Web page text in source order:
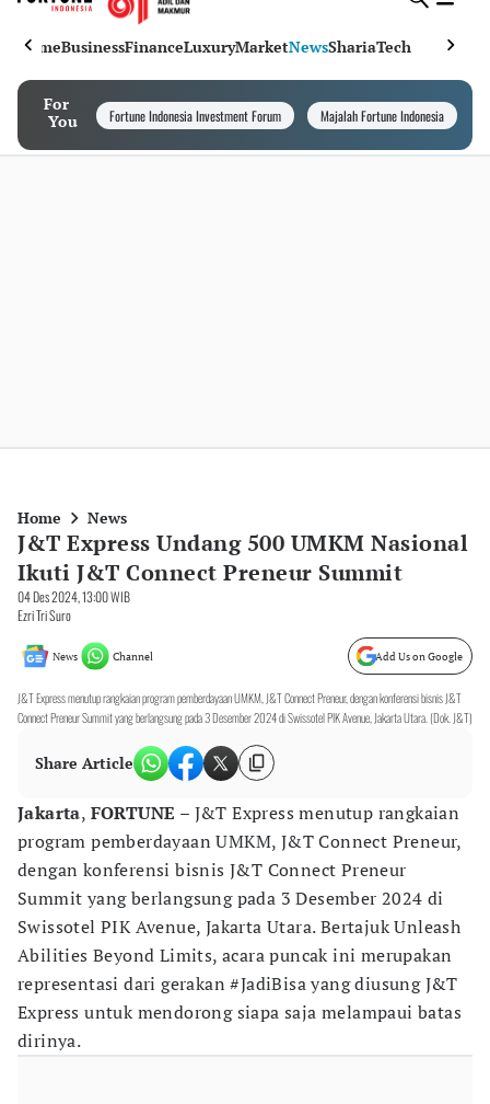
HomeBusinessFinanceLuxuryMarketNewsShariaTech
For
You
Fortune Indonesia Investment Forum Majalah Fortune Indonesia
Home News
J&T Express Undang 500 UMKM Nasional
Ikuti J&T Connect Preneur Summit
04 Des 2024, 13:00 WIB
Ezri Tri Suro
News Channel Add Us on Google
J&T Express menutup rangkaian program pemberdayaan UMKM, J&T Connect Preneur, dengan konferensi bisnis J&T
Connect Preneur Summit yang berlangsung pada 3 Desember 2024 di Swissotel PIK Avenue, Jakarta Utara. (Dok. J&T)
Share Article
Jakarta, FORTUNE – J&T Express menutup rangkaian
program pemberdayaan UMKM, J&T Connect Preneur,
dengan konferensi bisnis J&T Connect Preneur
Summit yang berlangsung pada 3 Desember 2024 di
Swissotel PIK Avenue, Jakarta Utara. Bertajuk Unleash
Abilities Beyond Limits, acara puncak ini merupakan
representasi dari gerakan #JadiBisa yang diusung J&T
Express untuk mendorong siapa saja melampaui batas
dirinya.